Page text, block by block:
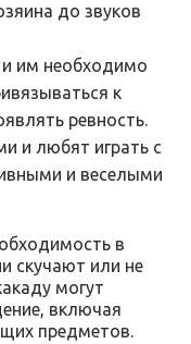
до звуков
им необходимо
к
ревность.
и любят играть с
и веселыми
в
скучают или не
могут
включая
предметов.